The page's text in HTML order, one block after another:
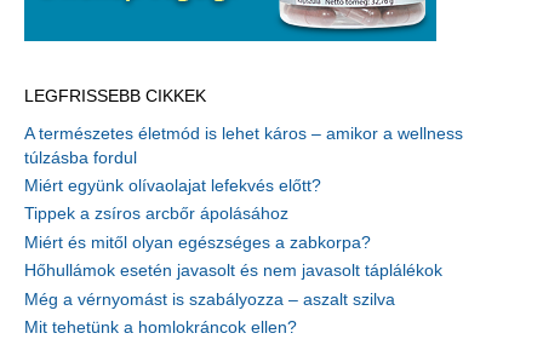
LEGFRISSEBB CIKKEK
A természetes életmód is lehet káros – amikor a wellness
túlzásba fordul
Miért együnk olívaolajat lefekvés előtt?
Tippek a zsíros arcbőr ápolásához
Miért és mitől olyan egészséges a zabkorpa?
Hőhullámok esetén javasolt és nem javasolt táplálékok
Még a vérnyomást is szabályozza – aszalt szilva
Mit tehetünk a homlokráncok ellen?